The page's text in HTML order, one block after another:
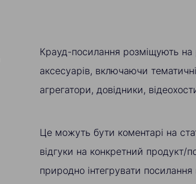
Крауд-посилання розміщують на
аксесуарів, включаючи
агрегатори, довідники,
Це можуть бути коментарі на
відгуки на конкретний продукт/
природно інтегрувати